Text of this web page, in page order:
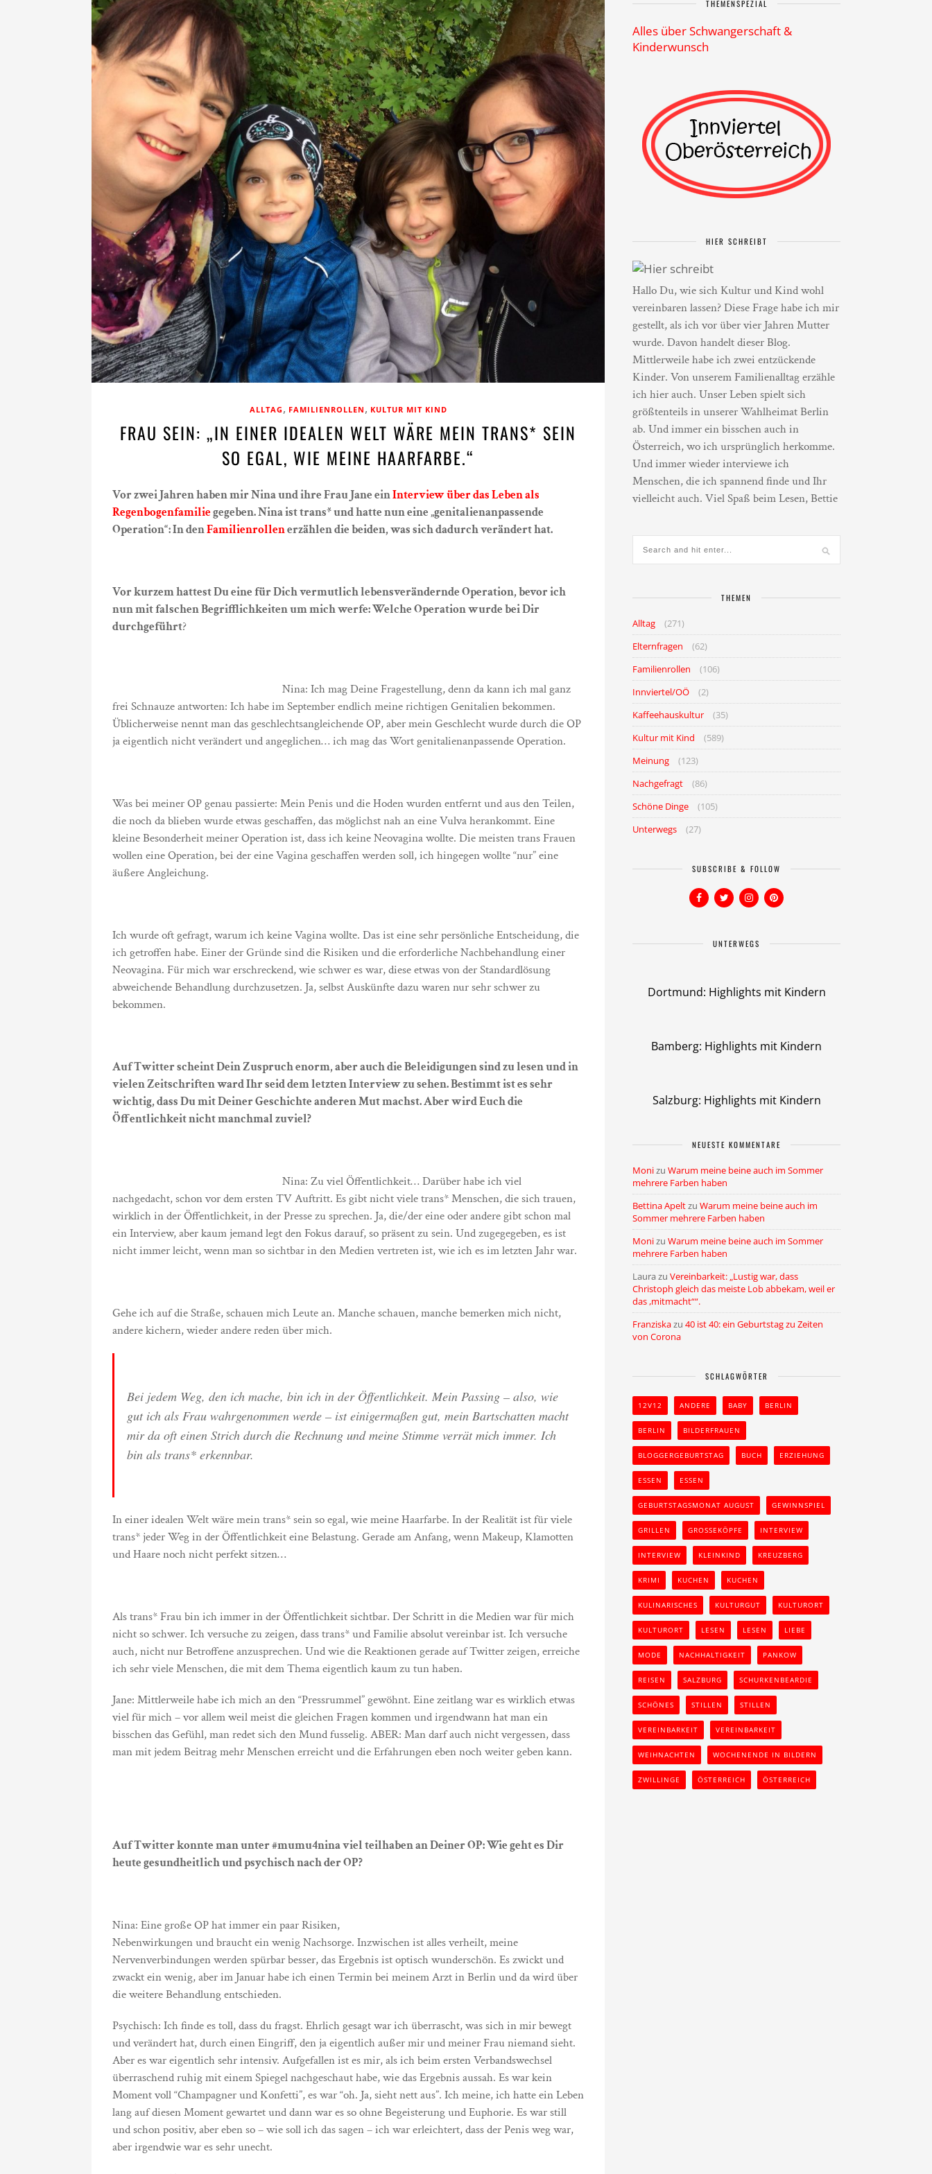
ALLTAG , FAMILIENROLLEN , KULTUR MIT KIND
FRAU SEIN: „IN EINER IDEALEN WELT WÄRE MEIN TRANS* SEIN
SO EGAL, WIE MEINE HAARFARBE.“
Vor zwei Jahren haben mir Nina und ihre Frau Jane einInterview über das Leben als
Regenbogenfamiliegegeben. Nina ist trans* und hatte nun eine „genitalienanpassende
Operation“: In denFamilienrollenerzählen die beiden, was sich dadurch verändert hat.
Vor kurzem hattest Du eine für Dich vermutlich lebensverändernde Operation, bevor ich
nun mit falschen Begrifflichkeiten um mich werfe: Welche Operation wurde bei Dir
durchgeführt?
Nina: Ich mag Deine Fragestellung, denn da kann ich mal ganz
frei Schnauze antworten: Ich habe im September endlich meine richtigen Genitalien bekommen.
Üblicherweise nennt man das geschlechtsangleichende OP, aber mein Geschlecht wurde durch die OP
ja eigentlich nicht verändert und angeglichen… ich mag das Wort genitalienanpassende Operation.
Was bei meiner OP genau passierte: Mein Penis und die Hoden wurden entfernt und aus den Teilen,
die noch da blieben wurde etwas geschaffen, das möglichst nah an eine Vulva herankommt. Eine
kleine Besonderheit meiner Operation ist, dass ich keine Neovagina wollte. Die meisten trans Frauen
wollen eine Operation, bei der eine Vagina geschaffen werden soll, ich hingegen wollte “nur” eine
äußere Angleichung.
Ich wurde oft gefragt, warum ich keine Vagina wollte. Das ist eine sehr persönliche Entscheidung, die
ich getroffen habe. Einer der Gründe sind die Risiken und die erforderliche Nachbehandlung einer
Neovagina. Für mich war erschreckend, wie schwer es war, diese etwas von der Standardlösung
abweichende Behandlung durchzusetzen. Ja, selbst Auskünfte dazu waren nur sehr schwer zu
bekommen.
Auf Twitter scheint Dein Zuspruch enorm, aber auch die Beleidigungen sind zu lesen und in
vielen Zeitschriften ward Ihr seid dem letzten Interview zu sehen. Bestimmt ist es sehr
wichtig, dass Du mit Deiner Geschichte anderen Mut machst. Aber wird Euch die
Öffentlichkeit nicht manchmal zuviel?
Nina: Zu viel Öffentlichkeit… Darüber habe ich viel
nachgedacht, schon vor dem ersten TV Auftritt. Es gibt nicht viele trans* Menschen, die sich trauen,
wirklich in der Öffentlichkeit, in der Presse zu sprechen. Ja, die/der eine oder andere gibt schon mal
ein Interview, aber kaum jemand legt den Fokus darauf, so präsent zu sein. Und zugegegeben, es ist
nicht immer leicht, wenn man so sichtbar in den Medien vertreten ist, wie ich es im letzten Jahr war.
Gehe ich auf die Straße, schauen mich Leute an. Manche schauen, manche bemerken mich nicht,
andere kichern, wieder andere reden über mich.
Bei jedem Weg, den ich mache, bin ich in der Öffentlichkeit. Mein Passing – also, wie
gut ich als Frau wahrgenommen werde – ist einigermaßen gut, mein Bartschatten macht
mir da oft einen Strich durch die Rechnung und meine Stimme verrät mich immer. Ich
bin als trans* erkennbar.
In einer idealen Welt wäre mein trans* sein so egal, wie meine Haarfarbe. In der Realität ist für viele
trans* jeder Weg in der Öffentlichkeit eine Belastung. Gerade am Anfang, wenn Makeup, Klamotten
und Haare noch nicht perfekt sitzen…
Als trans* Frau bin ich immer in der Öffentlichkeit sichtbar. Der Schritt in die Medien war für mich
nicht so schwer. Ich versuche zu zeigen, dass trans* und Familie absolut vereinbar ist. Ich versuche
auch, nicht nur Betroffene anzusprechen. Und wie die Reaktionen gerade auf Twitter zeigen, erreiche
ich sehr viele Menschen, die mit dem Thema eigentlich kaum zu tun haben.
Jane: Mittlerweile habe ich mich an den “Pressrummel” gewöhnt. Eine zeitlang war es wirklich etwas
viel für mich – vor allem weil meist die gleichen Fragen kommen und irgendwann hat man ein
bisschen das Gefühl, man redet sich den Mund fusselig. ABER: Man darf auch nicht vergessen, dass
man mit jedem Beitrag mehr Menschen erreicht und die Erfahrungen eben noch weiter geben kann.
Auf Twitter konnte man unter #mumu4nina viel teilhaben an Deiner OP: Wie geht es Dir
heute gesundheitlich und psychisch nach der OP?
Nina: Eine große OP hat immer ein paar Risiken,
Nebenwirkungen und braucht ein wenig Nachsorge. Inzwischen ist alles verheilt, meine
Nervenverbindungen werden spürbar besser, das Ergebnis ist optisch wunderschön. Es zwickt und
zwackt ein wenig, aber im Januar habe ich einen Termin bei meinem Arzt in Berlin und da wird über
die weitere Behandlung entschieden.
Psychisch: Ich finde es toll, dass du fragst. Ehrlich gesagt war ich überrascht, was sich in mir bewegt
und verändert hat, durch einen Eingriff, den ja eigentlich außer mir und meiner Frau niemand sieht.
Aber es war eigentlich sehr intensiv. Aufgefallen ist es mir, als ich beim ersten Verbandswechsel
überraschend ruhig mit einem Spiegel nachgeschaut habe, wie das Ergebnis aussah. Es war kein
Moment voll “Champagner und Konfetti”, es war “oh. Ja, sieht nett aus”. Ich meine, ich hatte ein Leben
lang auf diesen Moment gewartet und dann war es so ohne Begeisterung und Euphorie. Es war still
und schon positiv, aber eben so – wie soll ich das sagen – ich war erleichtert, dass der Penis weg war,
aber irgendwie war es sehr unecht.
THEMENSPEZIAL
Alles über Schwangerschaft &
Kinderwunsch
HIER SCHREIBT
Hallo Du, wie sich Kultur und Kind wohl
vereinbaren lassen? Diese Frage habe ich mir
gestellt, als ich vor über vier Jahren Mutter
wurde. Davon handelt dieser Blog.
Mittlerweile habe ich zwei entzückende
Kinder. Von unserem Familienalltag erzähle
ich hier auch. Unser Leben spielt sich
größtenteils in unserer Wahlheimat Berlin
ab. Und immer ein bisschen auch in
Österreich, wo ich ursprünglich herkomme.
Und immer wieder interviewe ich
Menschen, die ich spannend finde und Ihr
vielleicht auch. Viel Spaß beim Lesen, Bettie
THEMEN
Alltag
(271)
Elternfragen
(62)
Familienrollen
(106)
Innviertel/OÖ
(2)
Kaffeehauskultur
(35)
Kultur mit Kind
(589)
Meinung
(123)
Nachgefragt
(86)
Schöne Dinge
(105)
Unterwegs
(27)
SUBSCRIBE & FOLLOW
UNTERWEGS
Dortmund: Highlights mit Kindern
Bamberg: Highlights mit Kindern
Salzburg: Highlights mit Kindern
NEUESTE KOMMENTARE
Monizu Warum meine beine auch im Sommer
mehrere Farben haben
Bettina Apeltzu Warum meine beine auch im
Sommer mehrere Farben haben
Monizu Warum meine beine auch im Sommer
mehrere Farben haben
Laura zu Vereinbarkeit: „Lustig war, dass
Christoph gleich das meiste Lob abbekam, weil er
das ,mitmacht““.
Franziskazu 40 ist 40: ein Geburtstag zu Zeiten
von Corona
SCHLAGWÖRTER
12V12 ANDERE BABY BERLIN
BERLIN BILDERFRAUEN
BLOGGERGEBURTSTAG BUCH ERZIEHUNG
ESSEN ESSEN
GEBURTSTAGSMONAT AUGUST GEWINNSPIEL
GRILLEN GROSSEKÖPFE INTERVIEW
INTERVIEW KLEINKIND KREUZBERG
KRIMI KUCHEN KUCHEN
KULINARISCHES KULTURGUT KULTURORT
KULTURORT LESEN LESEN LIEBE
MODE NACHHALTIGKEIT PANKOW
REISEN SALZBURG SCHURKENBEARDIE
SCHÖNES STILLEN STILLEN
VEREINBARKEIT VEREINBARKEIT
WEIHNACHTEN WOCHENENDE IN BILDERN
ZWILLINGE ÖSTERREICH ÖSTERREICH